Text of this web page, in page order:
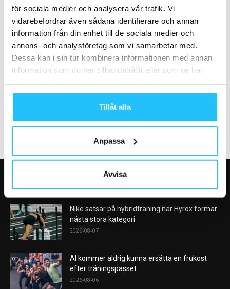
för sociala medier och analysera vår trafik. Vi
vidarebefordrar även sådana identifierare och annan
information från din enhet till de sociala medier och
annons- och analysföretag som vi samarbetar med.
Dessa kan i sin tur kombinera informationen med annan
information som du har tillhandahållit eller som de har
Tillåt alla
Anpassa
Avvisa
Business Business
VÅRA FAVORITER
Nike satsar på hybridträning när Hyrox formar
nästa stora kategori
2026-08-07
AI kommer aldrig kunna ersätta en frukost
efter träningspasset
2026-08-06